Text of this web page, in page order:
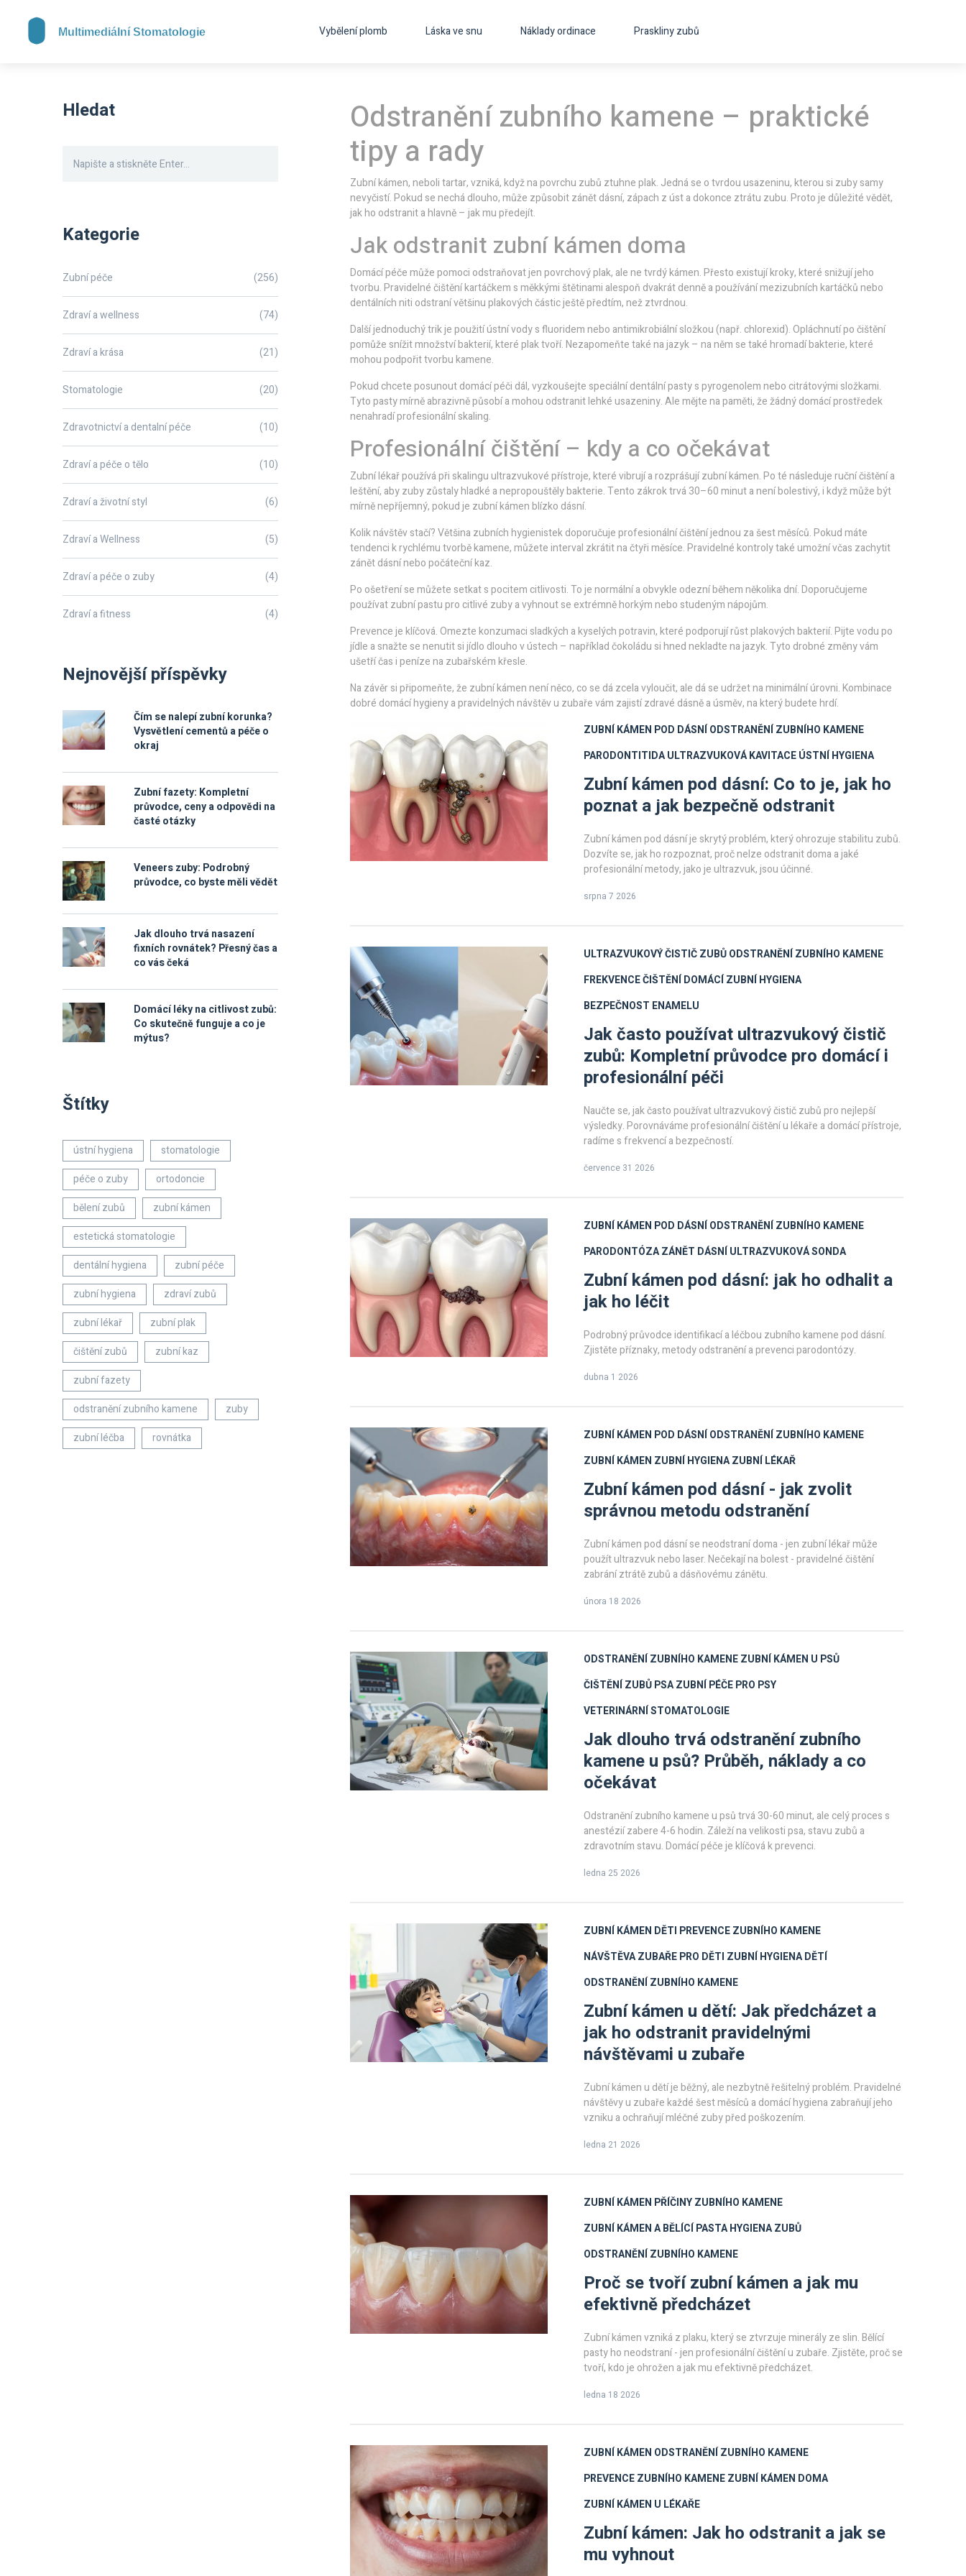
Vybělení plomb Láska ve snu Náklady ordinace Praskliny zubů
Odstranění zubního kamene – praktické
tipy a rady
Zubní kámen, neboli tartar, vzniká, když na povrchu zubů ztuhne plak. Jedná se o tvrdou usazeninu, kterou si zuby samy
nevyčistí. Pokud se nechá dlouho, může způsobit zánět dásní, zápach z úst a dokonce ztrátu zubu. Proto je důležité vědět,
jak ho odstranit a hlavně – jak mu předejít.
Jak odstranit zubní kámen doma
Domácí péče může pomoci odstraňovat jen povrchový plak, ale ne tvrdý kámen. Přesto existují kroky, které snižují jeho
tvorbu. Pravidelné čištění kartáčkem s měkkými štětinami alespoň dvakrát denně a používání mezizubních kartáčků nebo
dentálních niti odstraní většinu plakových částic ještě předtím, než ztvrdnou.
Další jednoduchý trik je použití ústní vody s fluoridem nebo antimikrobiální složkou (např. chlorexid). Opláchnutí po čištění
pomůže snížit množství bakterií, které plak tvoří. Nezapomeňte také na jazyk – na něm se také hromadí bakterie, které
mohou podpořit tvorbu kamene.
Pokud chcete posunout domácí péči dál, vyzkoušejte speciální dentální pasty s pyrogenolem nebo citrátovými složkami.
Tyto pasty mírně abrazivně působí a mohou odstranit lehké usazeniny. Ale mějte na paměti, že žádný domácí prostředek
nenahradí profesionální skaling.
Profesionální čištění – kdy a co očekávat
Zubní lékař používá při skalingu ultrazvukové přístroje, které vibrují a rozprášují zubní kámen. Po té následuje ruční čištění a
leštění, aby zuby zůstaly hladké a nepropouštěly bakterie. Tento zákrok trvá 30–60 minut a není bolestivý, i když může být
mírně nepříjemný, pokud je zubní kámen blízko dásní.
Kolik návštěv stačí? Většina zubních hygienistek doporučuje profesionální čištění jednou za šest měsíců. Pokud máte
tendenci k rychlému tvorbě kamene, můžete interval zkrátit na čtyři měsíce. Pravidelné kontroly také umožní včas zachytit
zánět dásní nebo počáteční kaz.
Po ošetření se můžete setkat s pocitem citlivosti. To je normální a obvykle odezní během několika dní. Doporučujeme
používat zubní pastu pro citlivé zuby a vyhnout se extrémně horkým nebo studeným nápojům.
Prevence je klíčová. Omezte konzumaci sladkých a kyselých potravin, které podporují růst plakových bakterií. Pijte vodu po
jídle a snažte se nenutit si jídlo dlouho v ústech – například čokoládu si hned nekladte na jazyk. Tyto drobné změny vám
ušetří čas i peníze na zubařském křesle.
Na závěr si připomeňte, že zubní kámen není něco, co se dá zcela vyloučit, ale dá se udržet na minimální úrovni. Kombinace
dobré domácí hygieny a pravidelných návštěv u zubaře vám zajistí zdravé dásně a úsměv, na který budete hrdí.
ZUBNÍ KÁMEN POD DÁSNÍODSTRANĚNÍ ZUBNÍHO KAMENE
PARODONTITIDAULTRAZVUKOVÁ KAVITACEÚSTNÍ HYGIENA
Zubní kámen pod dásní: Co to je, jak ho
poznat a jak bezpečně odstranit
Zubní kámen pod dásní je skrytý problém, který ohrozuje stabilitu zubů.
Dozvíte se, jak ho rozpoznat, proč nelze odstranit doma a jaké
profesionální metody, jako je ultrazvuk, jsou účinné.
srpna 7 2026
ULTRAZVUKOVÝ ČISTIČ ZUBŮODSTRANĚNÍ ZUBNÍHO KAMENE
FREKVENCE ČIŠTĚNÍDOMÁCÍ ZUBNÍ HYGIENA
BEZPEČNOST ENAMELU
Jak často používat ultrazvukový čistič
zubů: Kompletní průvodce pro domácí i
profesionální péči
Naučte se, jak často používat ultrazvukový čistič zubů pro nejlepší
výsledky. Porovnáváme profesionální čištění u lékaře a domácí přístroje,
radíme s frekvencí a bezpečností.
července 31 2026
ZUBNÍ KÁMEN POD DÁSNÍODSTRANĚNÍ ZUBNÍHO KAMENE
PARODONTÓZAZÁNĚT DÁSNÍULTRAZVUKOVÁ SONDA
Zubní kámen pod dásní: jak ho odhalit a
jak ho léčit
Podrobný průvodce identifikací a léčbou zubního kamene pod dásní.
Zjistěte příznaky, metody odstranění a prevenci parodontózy.
dubna 1 2026
ZUBNÍ KÁMEN POD DÁSNÍODSTRANĚNÍ ZUBNÍHO KAMENE
ZUBNÍ KÁMEN ZUBNÍ HYGIENAZUBNÍ LÉKAŘ
Zubní kámen pod dásní - jak zvolit
správnou metodu odstranění
Zubní kámen pod dásní se neodstraní doma - jen zubní lékař může
použít ultrazvuk nebo laser. Nečekají na bolest - pravidelné čištění
zabrání ztrátě zubů a dásňovému zánětu.
února 18 2026
ODSTRANĚNÍ ZUBNÍHO KAMENEZUBNÍ KÁMEN U PSŮ
ČIŠTĚNÍ ZUBŮ PSAZUBNÍ PÉČE PRO PSY
VETERINÁRNÍ STOMATOLOGIE
Jak dlouho trvá odstranění zubního
kamene u psů? Průběh, náklady a co
očekávat
Odstranění zubního kamene u psů trvá 30-60 minut, ale celý proces s
anestézií zabere 4-6 hodin. Záleží na velikosti psa, stavu zubů a
zdravotním stavu. Domácí péče je klíčová k prevenci.
ledna 25 2026
ZUBNÍ KÁMEN DĚTI PREVENCE ZUBNÍHO KAMENE
NÁVŠTĚVA ZUBAŘE PRO DĚTI ZUBNÍ HYGIENA DĚTÍ
ODSTRANĚNÍ ZUBNÍHO KAMENE
Zubní kámen u dětí: Jak předcházet a
jak ho odstranit pravidelnými
návštěvami u zubaře
Zubní kámen u dětí je běžný, ale nezbytně řešitelný problém. Pravidelné
návštěvy u zubaře každé šest měsíců a domácí hygiena zabraňují jeho
vzniku a ochraňují mléčné zuby před poškozením.
ledna 21 2026
ZUBNÍ KÁMEN PŘÍČINY ZUBNÍHO KAMENE
ZUBNÍ KÁMEN A BĚLÍCÍ PASTAHYGIENA ZUBŮ
ODSTRANĚNÍ ZUBNÍHO KAMENE
Proč se tvoří zubní kámen a jak mu
efektivně předcházet
Zubní kámen vzniká z plaku, který se ztvrzuje minerály ze slin. Bělící
pasty ho neodstraní - jen profesionální čištění u zubaře. Zjistěte, proč se
tvoří, kdo je ohrožen a jak mu efektivně předcházet.
ledna 18 2026
ZUBNÍ KÁMEN ODSTRANĚNÍ ZUBNÍHO KAMENE
PREVENCE ZUBNÍHO KAMENEZUBNÍ KÁMEN DOMA
ZUBNÍ KÁMEN U LÉKAŘE
Zubní kámen: Jak ho odstranit a jak se
mu vyhnout
Hledat
Kategorie
Zubní péče (256)
Zdraví a wellness (74)
Zdraví a krása (21)
Stomatologie (20)
Zdravotnictví a dentalní péče (10)
Zdraví a péče o tělo (10)
Zdraví a životní styl (6)
Zdraví a Wellness (5)
Zdraví a péče o zuby (4)
Zdraví a fitness (4)
Nejnovější příspěvky
Čím se nalepí zubní korunka?
Vysvětlení cementů a péče o
okraj
Zubní fazety: Kompletní
průvodce, ceny a odpovědi na
časté otázky
Veneers zuby: Podrobný
průvodce, co byste měli vědět
Jak dlouho trvá nasazení
fixních rovnátek? Přesný čas a
co vás čeká
Domácí léky na citlivost zubů:
Co skutečně funguje a co je
mýtus?
Štítky
ústní hygiena
stomatologie
péče o zuby
ortodoncie
bělení zubů
zubní kámen
estetická stomatologie
dentální hygiena
zubní péče
zubní hygiena
zdraví zubů
zubní lékař
zubní plak
čištění zubů
zubní kaz
zubní fazety
odstranění zubního kamene
zuby
zubní léčba
rovnátka